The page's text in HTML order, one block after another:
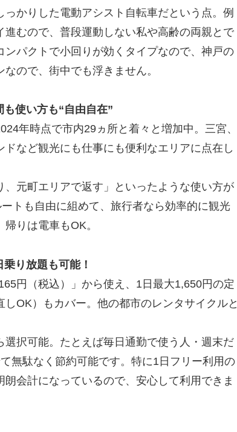
かりした電動アシスト自転車だという点。例
むので、普段運動しない私や高齢の両親とで
パクトで小回りが効くタイプなので、神戸の
ので、街中でも浮きません。
使い方も“自由自在”
年時点で市内29ヵ所と着々と増加中。三宮、
など観光にも仕事にも便利なエリアに点在し
元町エリアで返す」といったような使い方が
トも自由に組めて、旅行者なら効率的に観光
りは電車もOK。
り放題も可能！
円（税込）」から使え、1日最大1,650円の定
OK）もカバー。他の都市のレンタサイクルと
択可能。たとえば毎日通勤で使う人・週末だ
無駄なく節約可能です。特に1日フリー利用の
会計になっているので、安心して利用できま